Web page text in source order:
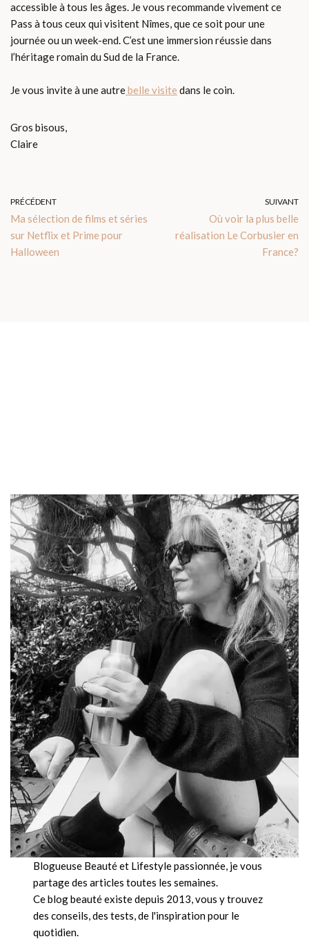
accessible à tous les âges. Je vous recommande vivement ce
Pass à tous ceux qui visitent Nîmes, que ce soit pour une
journée ou un week-end. C’est une immersion réussie dans
l’héritage romain du Sud de la France.
Je vous invite à une autrebelle visite dans le coin.
Gros bisous,
Claire
PRÉCÉDENT
Ma sélection de films et séries
sur Netflix et Prime pour
Halloween
SUIVANT
Où voir la plus belle
réalisation Le Corbusier en
France?
Blogueuse Beauté et Lifestyle passionnée, je vous
partage des articles toutes les semaines.
Ce blog beauté existe depuis 2013, vous y trouvez
des conseils, des tests, de l'inspiration pour le
quotidien.